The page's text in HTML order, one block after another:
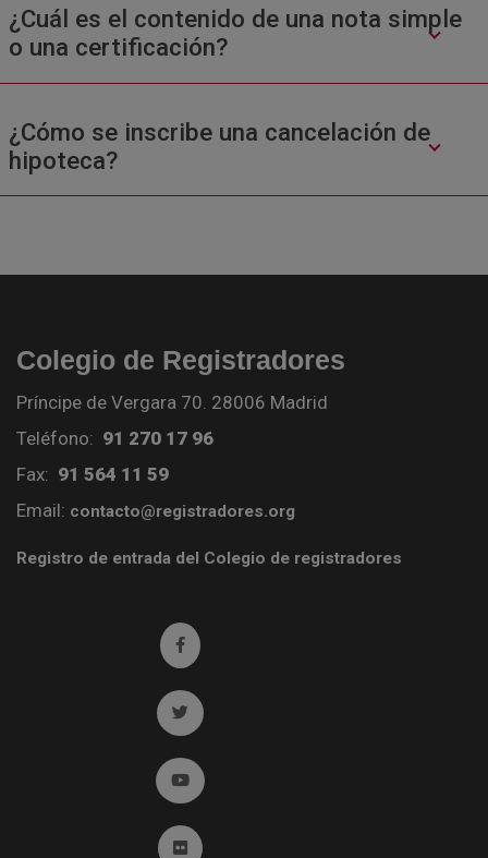
¿Cuál es el contenido de una nota simple
o una certificación?
¿Cómo se inscribe una cancelación de
hipoteca?
Colegio de Registradores
Príncipe de Vergara 70. 28006 Madrid
Teléfono: 91 270 17 96
Fax: 91 564 11 59
Email: contacto@registradores.org
Registro de entrada del Colegio de registradores
Ir a facebook (abre en ventana nueva)
Ir a twitter (abre en ventana nueva)
Ir a YouTube (abre en ventana nueva)
Ir a Flickr (abre en ventana nueva)